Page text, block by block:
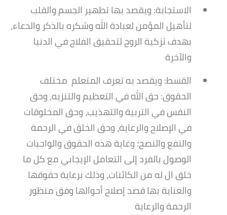
الاستجابة: ويقصد بها تطهير الجسم والقلب
لتأهيل المؤمن لعبادة الله وشكره بالذكر والدعاء،
بهدف تزكية الروح لتحقيق الفلاح في الدنيا
والآخرة
القسط: ويقصد به تعرف المتعلم مختلف
الحقوق: حق الله في التعظيم والتنزيه، وحق
النفس في التربية والتهذيب، وحق المخلوقات
في الإصلاح والرعاية، وحق الخلق في الرحمة
والنفع والنصح؛ وغاية هذه الحقوق والواجبات
الوصول بالفرد إلى التعامل الإيجابي مع كل ما
خلق ال له من الكائنات، وذلك برعاية حقوقها
والعناية بها قصد إصلاح أحوالها وفق منظور
الرحمة والرعاية